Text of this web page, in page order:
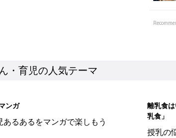
・育児の人気テーマ
ンガ
あるあるをマンガで楽しもう
離乳食
乳食」
授乳の